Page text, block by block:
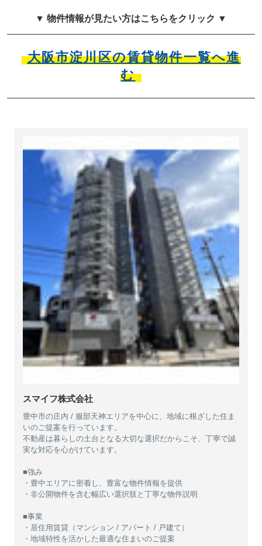
▼ 物件情報が見たい方はこちらをクリック ▼
大阪市淀川区の賃貸物件一覧へ進
む
スマイフ株式会社
豊中市の庄内 / 服部天神エリアを中心に、地域に根ざした住ま
いのご提案を行っています。
不動産は暮らしの土台となる大切な選択だからこそ、丁寧で誠
実な対応を心がけています。
■強み
・豊中エリアに密着し、豊富な物件情報を提供
・非公開物件を含む幅広い選択肢と丁寧な物件説明
■事業
・居住用賃貸（マンション / アパート / 戸建て）
・地域特性を活かした最適な住まいのご提案